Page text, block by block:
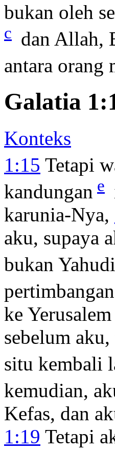
bukan oleh
c dan Allah,
antara orang
Galatia
Konteks
1:15 Tetapi
kandungan e
karunia-Nya,
aku, supaya
bukan
ke
sebelum
situ kembali
kemudian,
Kefas, dan
1:19 Tetapi